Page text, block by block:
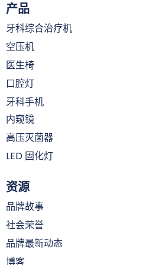
产品
牙科综合治疗机
空压机
医生椅
口腔灯
牙科手机
内窥镜
高压灭菌器
LED 固化灯
资源
品牌故事
社会荣誉
品牌最新动态
博客